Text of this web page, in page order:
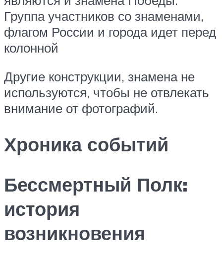
Группа участников со знаменами,
флагом России и города идет перед
колонной
Другие конструкции, знамена не
используются, чтобы не отвлекать
внимание от фотографий.
Хроника событий
Бессмертный Полк:
история
возникновения